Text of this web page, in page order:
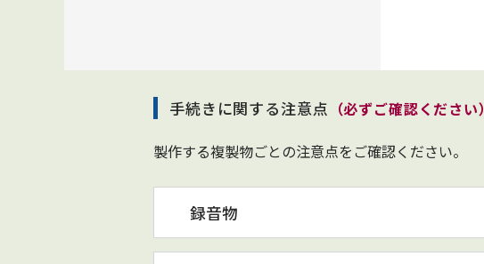
手続きに関する注意点 （必ずご確認ください）
製作する複製物ごとの注意点をご確認ください。
録音物